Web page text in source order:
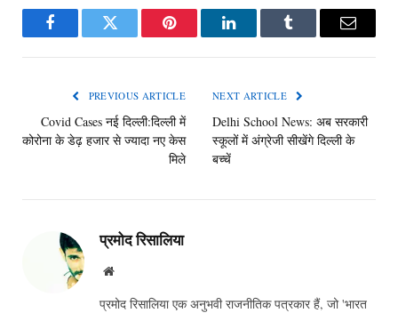
FacebookTwitter Pinterest LinkedInTumblr Email
PREVIOUS ARTICLE
Covid Cases नई दिल्ली:दिल्ली में
कोरोना के डेढ़ हजार से ज्यादा नए केस
मिले
NEXT ARTICLE
Delhi School News: अब सरकारी
स्कूलों में अंग्रेजी सीखेंगे दिल्ली के
बच्चें
प्रमोद रिसालिया
Website
प्रमोद रिसालिया एक अनुभवी राजनीतिक पत्रकार हैं, जो 'भारत